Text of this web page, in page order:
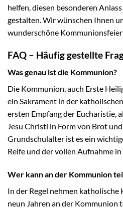
helfen, diesen besonderen
gestalten. Wir wünschen Ihnen
wunderschöne
FAQ – Häufig gestellte
Was genau ist die Kommunion?
Die Kommunion, auch Erste
ein Sakrament in der
ersten Empfang der Eucharistie,
Jesu Christi in Form von Brot
Grundschulalter ist es ein
Reife und der vollen Aufnahme
Wer kann an der Kommunion
In der Regel nehmen
neun Jahren an der Kommunion